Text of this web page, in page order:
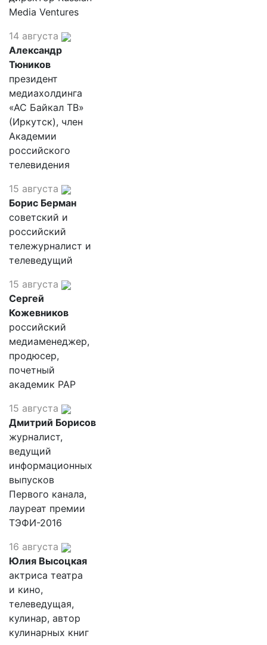
Media Ventures
14 августа
Александр
Тюников
президент
медиахолдинга
«АС Байкал ТВ»
(Иркутск), член
Академии
российского
телевидения
15 августа
Борис Берман
советский и
российский
тележурналист и
телеведущий
15 августа
Сергей
Кожевников
российский
медиаменеджер,
продюсер,
почетный
академик РАР
15 августа
Дмитрий Борисов
журналист,
ведущий
информационных
выпусков
Первого канала,
лауреат премии
ТЭФИ-2016
16 августа
Юлия Высоцкая
актриса театра
и кино,
телеведущая,
кулинар, автор
кулинарных книг